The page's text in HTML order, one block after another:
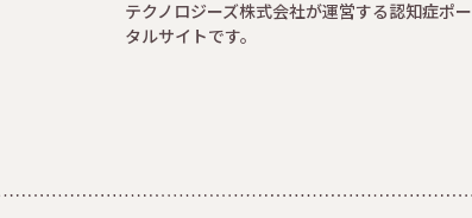
テクノロジーズ株式会社が運営する認知症ポー
タルサイトです。